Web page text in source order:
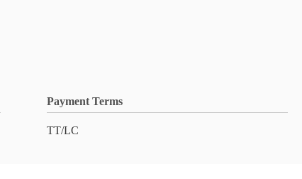
Payment Terms
TT/LC